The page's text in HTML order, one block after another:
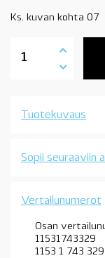
Ks. kuvan kohta 07
vesilaippa,
etummainen
Z3,
määrä
Tuotekuvaus
Sopii seuraaviin
Vertailunumerot
Osan
11531743329
1153 1 743 329